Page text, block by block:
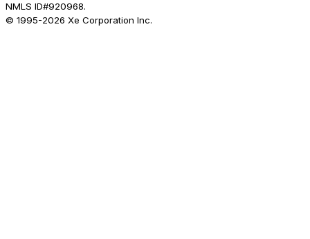
NMLS ID#920968.
© 1995-2026 Xe Corporation Inc.